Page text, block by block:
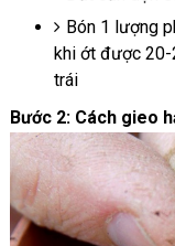
Bón 1 lượng
khi ớt được 20-
trái
Bước 2: Cách gieo